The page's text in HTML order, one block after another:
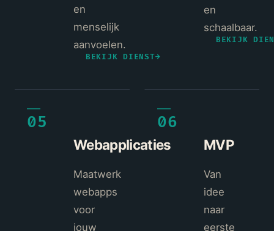
en
menselijk
aanvoelen.
BEKIJK DIENST→
en
schaalbaar.
BEKIJK
05
Webapplicaties
Maatwerk
webapps
voor
jouw
06
MVP
Van
idee
naar
eerste